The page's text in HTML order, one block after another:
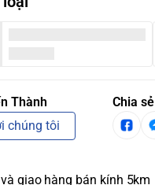
Thành
chúng tôi
Chia sẻ
giao hàng bán kính 5km